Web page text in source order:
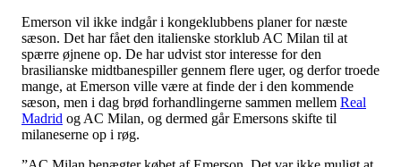
Emerson vil ikke indgår i kongeklubbens planer for næste
sæson. Det har fået den italienske storklub AC Milan til at
spærre øjnene op. De har udvist stor interesse for den
brasilianske midtbanespiller gennem flere uger, og derfor troede
mange, at Emerson ville være at finde der i den kommende
sæson, men i dag brød forhandlingerne sammen mellem Real
Madrid og AC Milan, og dermed går Emersons skifte til
milaneserne op i røg.